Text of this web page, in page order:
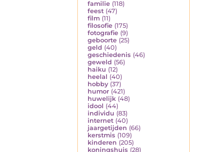
familie (118)
feest (47)
film (11)
filosofie (175)
fotografie (9)
geboorte (25)
geld (40)
geschiedenis (46)
geweld (56)
haiku (12)
heelal (40)
hobby (37)
humor (421)
huwelijk (48)
idool (44)
individu (83)
internet (40)
jaargetijden (66)
kerstmis (109)
kinderen (205)
koningshuis (28)